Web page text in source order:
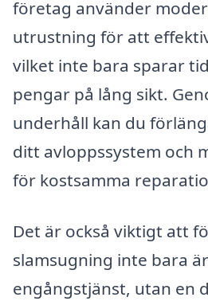
företag använder
utrustning för att
vilket inte bara sparar
pengar på lång sikt.
underhåll kan du
ditt avloppssystem och
för kostsamma
Det är också viktigt att
slamsugning inte bara
engångstjänst, utan en